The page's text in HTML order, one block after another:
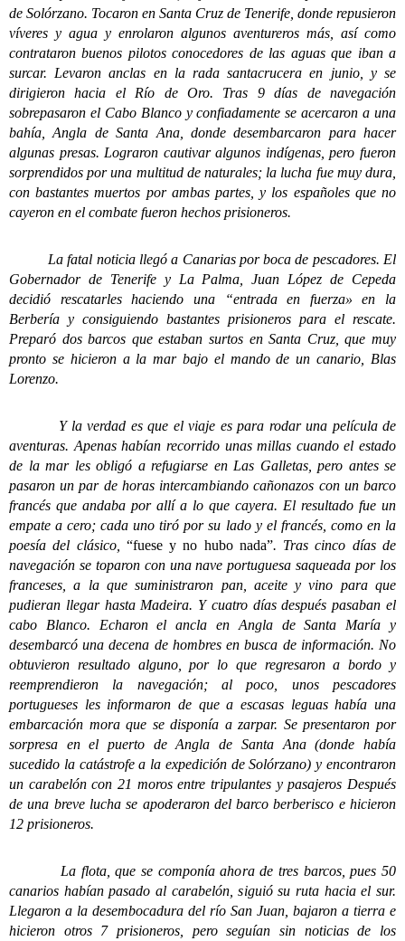
de Solórzano. Tocaron en Santa Cruz de Tenerife, donde repusieron
víveres y agua y enrolaron algunos aventureros más, así como
contrataron buenos pilotos conocedores de las aguas que iban a
surcar. Levaron anclas en la rada santacrucera en junio, y se
dirigieron hacia el Río de Oro. Tras 9 días de navegación
sobrepasaron el Cabo Blanco y confiadamente se acercaron a una
bahía, Angla de Santa Ana, donde desembarcaron para hacer
algunas presas. Lograron cautivar algunos indígenas, pero fueron
sorprendidos por una multitud de naturales; la lucha fue muy dura,
con bastantes muertos por ambas partes, y los españoles que no
cayeron en el combate fueron hechos prisioneros.
La fatal noticia llegó a Canarias por boca de pescadores. El
Gobernador de Tenerife y La Palma, Juan López de Cepeda
decidió rescatarles haciendo una “entrada en fuerza» en la
Berbería y consiguiendo bastantes prisioneros para el rescate.
Preparó dos barcos que estaban surtos en Santa Cruz, que muy
pronto se hicieron a la mar bajo el mando de un canario, Blas
Lorenzo.
Y la verdad es que el viaje es para rodar una película de
aventuras. Apenas habían recorrido unas millas cuando el estado
de la mar les obligó a refugiarse en Las Galletas, pero antes se
pasaron un par de horas intercambiando cañonazos con un barco
francés que andaba por allí a lo que cayera. El resultado fue un
empate a cero; cada uno tiró por su lado y el francés, como en la
poesía del clásico, “fuese y no hubo nada”. Tras cinco días de
navegación se toparon con una nave portuguesa saqueada por los
franceses, a la que suministraron pan, aceite y vino para que
pudieran llegar hasta Madeira. Y cuatro días después pasaban el
cabo Blanco. Echaron el ancla en Angla de Santa María y
desembarcó una decena de hombres en busca de información. No
obtuvieron resultado alguno, por lo que regresaron a bordo y
reemprendieron la navegación; al poco, unos pescadores
portugueses les informaron de que a escasas leguas había una
embarcación mora que se disponía a zarpar. Se presentaron por
sorpresa en el puerto de Angla de Santa Ana (donde había
sucedido la catástrofe a la expedición de Solórzano) y encontraron
un carabelón con 21 moros entre tripulantes y pasajeros Después
de una breve lucha se apoderaron del barco berberisco e hicieron
12 prisioneros.
La flota, que se componía ahora de tres barcos, pues 50
canarios habían pasado al carabelón, siguió su ruta hacia el sur.
Llegaron a la desembocadura del río San Juan, bajaron a tierra e
hicieron otros 7 prisioneros, pero seguían sin noticias de los